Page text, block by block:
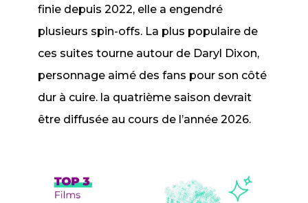
finie depuis 2022, elle a engendré
plusieurs spin-offs. La plus populaire de
ces suites tourne autour de Daryl Dixon,
personnage aimé des fans pour son côté
dur à cuire. la quatrième saison devrait
être diffusée au cours de l’année 2026.